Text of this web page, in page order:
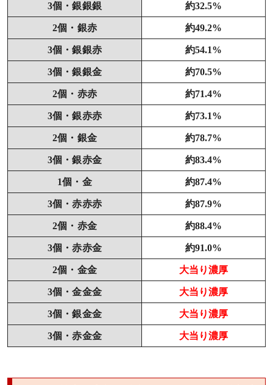
3個・銀銀銀 約32.5%
2個・銀赤 約49.2%
3個・銀銀赤 約54.1%
3個・銀銀金 約70.5%
2個・赤赤 約71.4%
3個・銀赤赤 約73.1%
2個・銀金 約78.7%
3個・銀赤金 約83.4%
1個・金 約87.4%
3個・赤赤赤 約87.9%
2個・赤金 約88.4%
3個・赤赤金 約91.0%
2個・金金 大当り濃厚
3個・金金金 大当り濃厚
3個・銀金金 大当り濃厚
3個・赤金金 大当り濃厚